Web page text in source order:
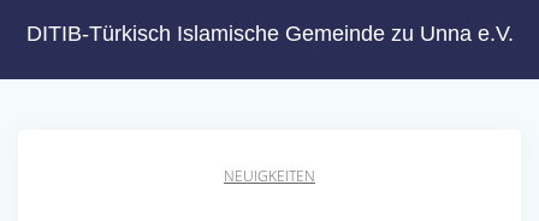
DITIB-Türkisch Islamische Gemeinde zu Unna e.V.
NEUIGKEITEN